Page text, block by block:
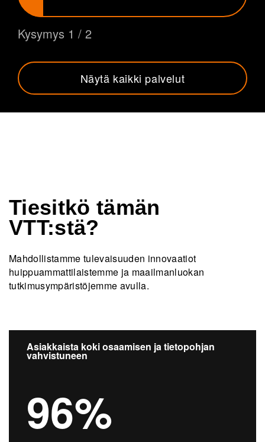
Kysymys 1 / 2
Näytä kaikki palvelut
Tiesitkö tämän
VTT:stä?
Mahdollistamme tulevaisuuden innovaatiot
huippuammattilaistemme ja maailmanluokan
tutkimusympäristöjemme avulla.
Asiakkaista koki osaamisen ja tietopohjan
vahvistuneen
96%